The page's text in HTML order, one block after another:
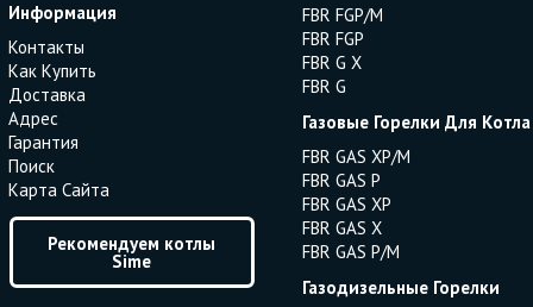
Информация
Контакты
Как Купить
Доставка
Адрес
Гарантия
Поиск
Карта Сайта
Рекомендуем котлы
Sime
FBR FGP/M
FBR FGP
FBR G X
FBR G
Газовые Горелки Для Котла
FBR GAS XP/M
FBR GAS P
FBR GAS XP
FBR GAS X
FBR GAS P/M
Газодизельные Горелки